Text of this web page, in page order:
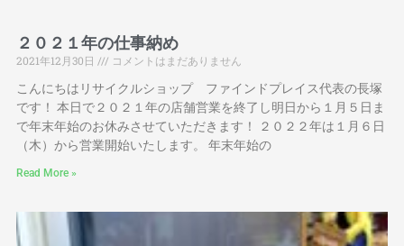
２０２１年の仕事納め
2021年12月30日
コメントはまだありません
こんにちはリサイクルショップ ファインドプレイス代表の長塚
です！ 本日で２０２１年の店舗営業を終了し明日から１月５日ま
で年末年始のお休みさせていただきます！ ２０２２年は１月６日
（木）から営業開始いたします。 年末年始の
Read More »